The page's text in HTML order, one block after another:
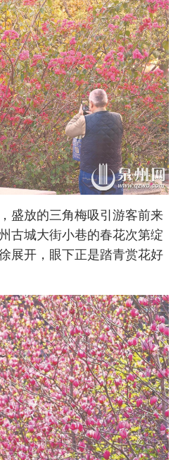
盛放的三角梅吸引游客前来
古城大街小巷的春花次第绽
展开，眼下正是踏青赏花好